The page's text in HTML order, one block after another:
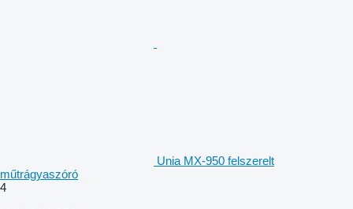
Unia MX-950 felszerelt
műtrágyaszóró
4